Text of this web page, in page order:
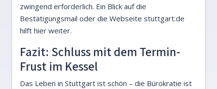
zwingend erforderlich. Ein Blick auf die
Bestätigungsmail oder die Webseite stuttgart.de
hilft hier weiter.
Fazit: Schluss mit dem Termin-
Frust im Kessel
Das Leben in Stuttgart ist schön – die Bürokratie ist